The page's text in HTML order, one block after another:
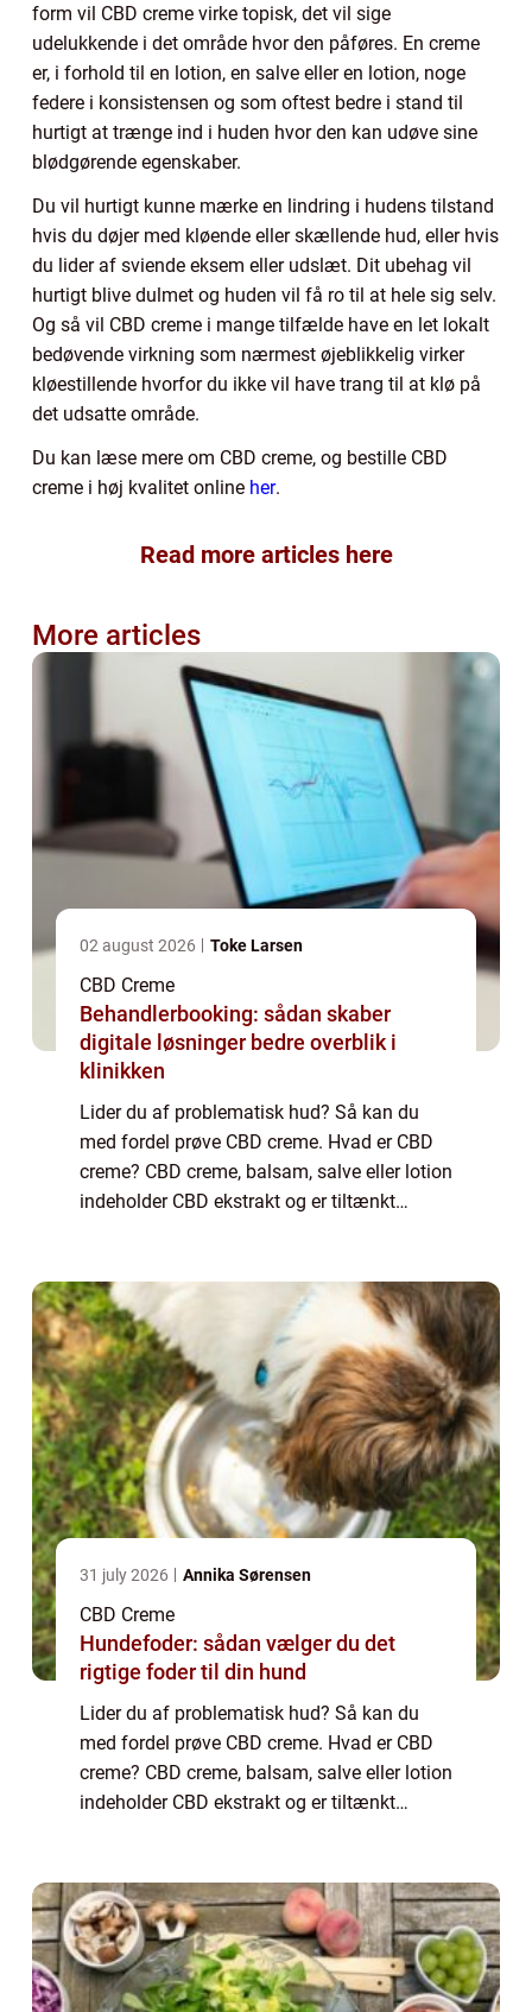
form vil CBD creme virke topisk, det vil sige
udelukkende i det område hvor den påføres. En creme
er, i forhold til en lotion, en salve eller en lotion, noge
federe i konsistensen og som oftest bedre i stand til
hurtigt at trænge ind i huden hvor den kan udøve sine
blødgørende egenskaber.
Du vil hurtigt kunne mærke en lindring i hudens tilstand
hvis du døjer med kløende eller skællende hud, eller hvis
du lider af sviende eksem eller udslæt. Dit ubehag vil
hurtigt blive dulmet og huden vil få ro til at hele sig selv.
Og så vil CBD creme i mange tilfælde have en let lokalt
bedøvende virkning som nærmest øjeblikkelig virker
kløestillende hvorfor du ikke vil have trang til at klø på
det udsatte område.
Du kan læse mere om CBD creme, og bestille CBD
creme i høj kvalitet online her.
Read more articles here
More articles
02 august 2026 Toke Larsen
CBD Creme
Behandlerbooking: sådan skaber
digitale løsninger bedre overblik i
klinikken
Lider du af problematisk hud? Så kan du
med fordel prøve CBD creme. Hvad er CBD
creme? CBD creme, balsam, salve eller lotion
indeholder CBD ekstrakt og er tiltænkt
31 july 2026 Annika Sørensen
CBD Creme
Hundefoder: sådan vælger du det
rigtige foder til din hund
Lider du af problematisk hud? Så kan du
med fordel prøve CBD creme. Hvad er CBD
creme? CBD creme, balsam, salve eller lotion
indeholder CBD ekstrakt og er tiltænkt